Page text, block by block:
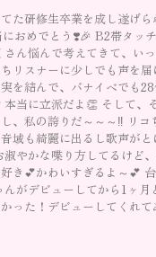
た研修生卒業を成し遂げ
おめでとう❣️🎉 B2帯タッ
ん悩んで考えてきて、い
リスナーに少しでも声を
結んで、バナイベでも28
当に立派だよ👏 そして、
、私の誇りだ～～～‼️ リコ
域も綺麗に出るし歌声が
やかな喋り方してるけど
き💕かわいすぎるよ～💕
がデビューしてから1ヶ月
った！デビューしてくれ